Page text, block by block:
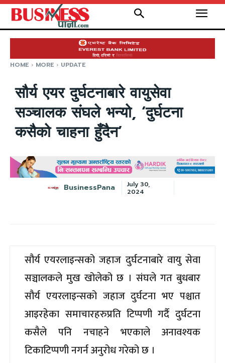
HOME MORE UPDATE
सौर्य एयर दुर्घटनाबारे वायुसेवा
सञ्चालक संघले भन्यो, ‘दुर्घटना
कसैको चाहना हुँदैन’
BusinessPana
July 30,
2024
सौर्य एयरलाइन्सको जहाज दुर्घटनाबारे वायु सेवा
सञ्चालकले मुख खोलेको छ । संघले गत बुधबार
सौर्य एयरलाइन्सको जहाज दुर्घटना भए पश्चात
आइरहेका समाचारहरुप्रति टिप्पणी गर्दै दुर्घटना
कसैले पनि नचाहने भएकाले अनावश्यक
टिकाटिप्पणी नगर्न अनुरोध गरेको छ ।